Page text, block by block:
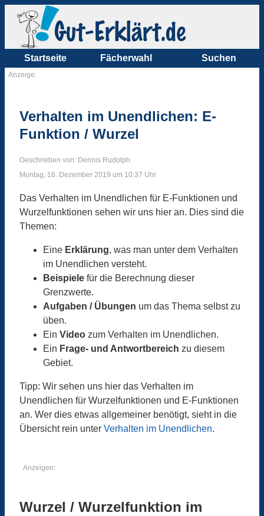
Startseite Fächerwahl Suchen
Anzeige:
Verhalten im Unendlichen: E-
Funktion / Wurzel
Geschrieben von: Dennis Rudolph
Montag, 16. Dezember 2019 um 10:37 Uhr
Das Verhalten im Unendlichen für E-Funktionen und
Wurzelfunktionen sehen wir uns hier an. Dies sind die
Themen:
Eine Erklärung, was man unter dem Verhalten
im Unendlichen versteht.
Beispiele für die Berechnung dieser
Grenzwerte.
Aufgaben / Übungen um das Thema selbst zu
üben.
Ein Video zum Verhalten im Unendlichen.
Ein Frage- und Antwortbereich zu diesem
Gebiet.
Tipp: Wir sehen uns hier das Verhalten im
Unendlichen für Wurzelfunktionen und E-Funktionen
an. Wer dies etwas allgemeiner benötigt, sieht in die
Übersicht rein unter Verhalten im Unendlichen.
Anzeigen:
Wurzel / Wurzelfunktion im